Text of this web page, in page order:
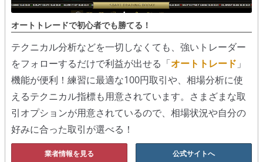
オートトレードで初心者でも勝てる！
テクニカル分析などを一切しなくても、強いトレーダー
をフォローするだけで利益が出せる「オートトレード 」
機能が便利！練習に最適な100円取引や、相場分析に使
えるテクニカル指標も用意されています。さまざまな取
引オプションが用意されているので、相場状況や自分の
好みに合った取引が選べる！
業者情報を見る 公式サイトへ